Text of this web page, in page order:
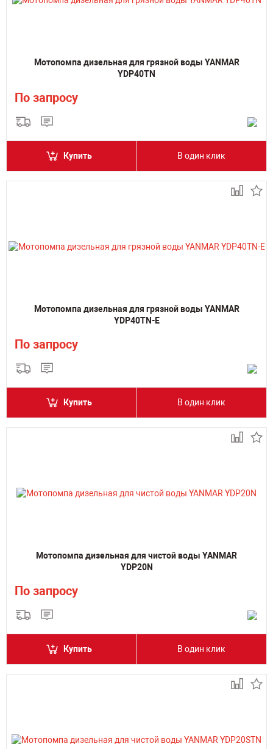
Мотопомпа дизельная для грязной воды YANMAR
YDP40TN
По запросу
Купить В один клик
Мотопомпа дизельная для грязной воды YANMAR
YDP40TN-E
По запросу
Купить В один клик
Мотопомпа дизельная для чистой воды YANMAR
YDP20N
По запросу
Купить В один клик